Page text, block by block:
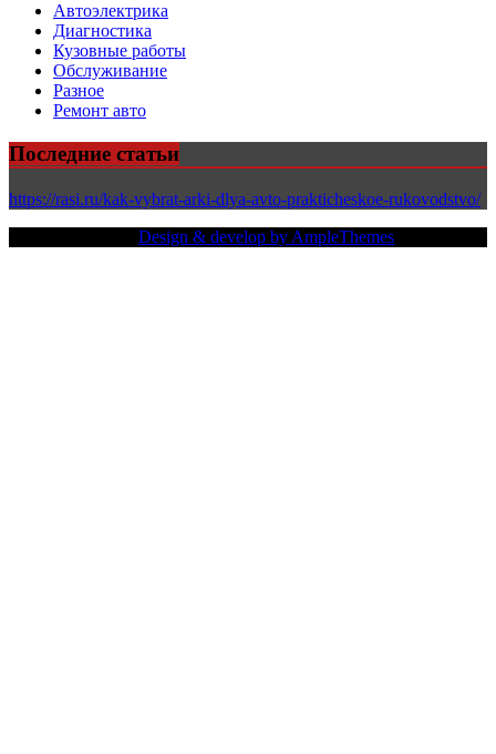
Автоэлектрика
Диагностика
Кузовные работы
Обслуживание
Разное
Ремонт авто
Последние статьи
https://rasi.ru/kak-vybrat-arki-dlya-avto-prakticheskoe-rukovodstvo/
Design & develop by AmpleThemes